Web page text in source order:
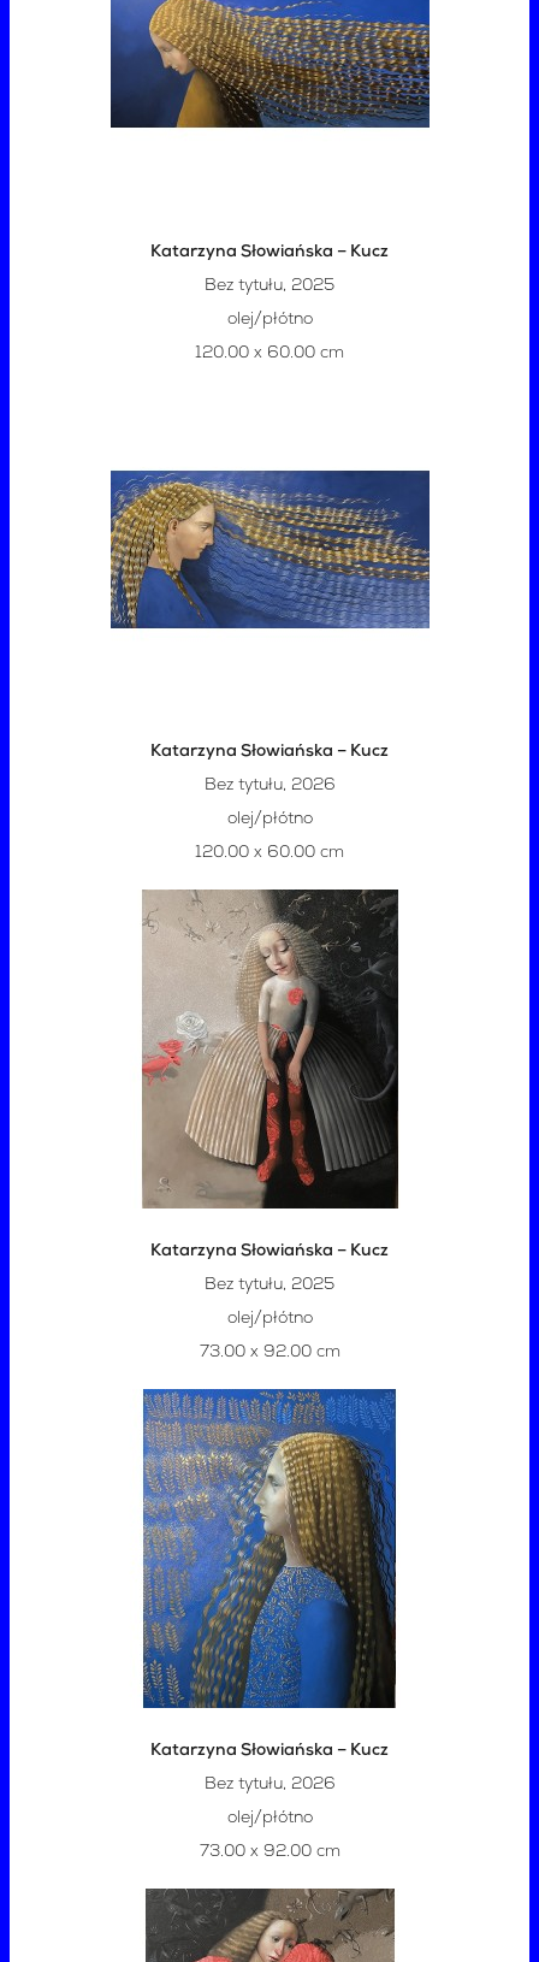
Katarzyna Słowiańska – Kucz
Bez tytułu, 2025
olej/płótno
120.00 x 60.00 cm
Katarzyna Słowiańska – Kucz
Bez tytułu, 2026
olej/płótno
120.00 x 60.00 cm
Katarzyna Słowiańska – Kucz
Bez tytułu, 2025
olej/płótno
73.00 x 92.00 cm
Katarzyna Słowiańska – Kucz
Bez tytułu, 2026
olej/płótno
73.00 x 92.00 cm